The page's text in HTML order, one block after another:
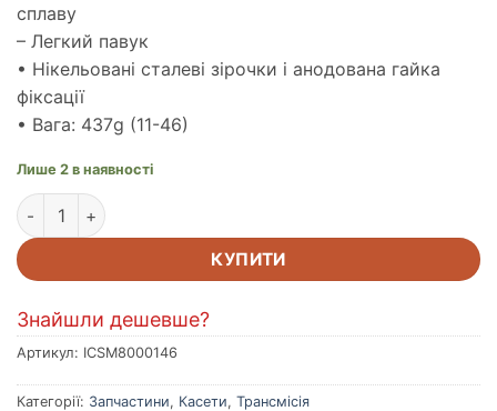
сплаву
– Легкий павук
• Нікельовані сталеві зірочки і анодована гайка
фіксації
• Вага: 437g (11-46)
Лише 2 в наявності
Касета CS-M8000 DEORE XT, 11-46 11-зв кількість
КУПИТИ
Знайшли дешевше?
Артикул: ICSM8000146
Категорії: Запчастини, Касети, Трансмісія